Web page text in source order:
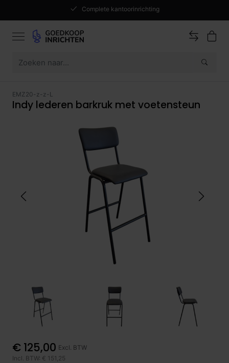
Complete kantoorinrichting
EMZ20-z-z-L
Indy lederen barkruk met voetensteun
€ 125,00 Excl. BTW
Incl. BTW: € 151,25